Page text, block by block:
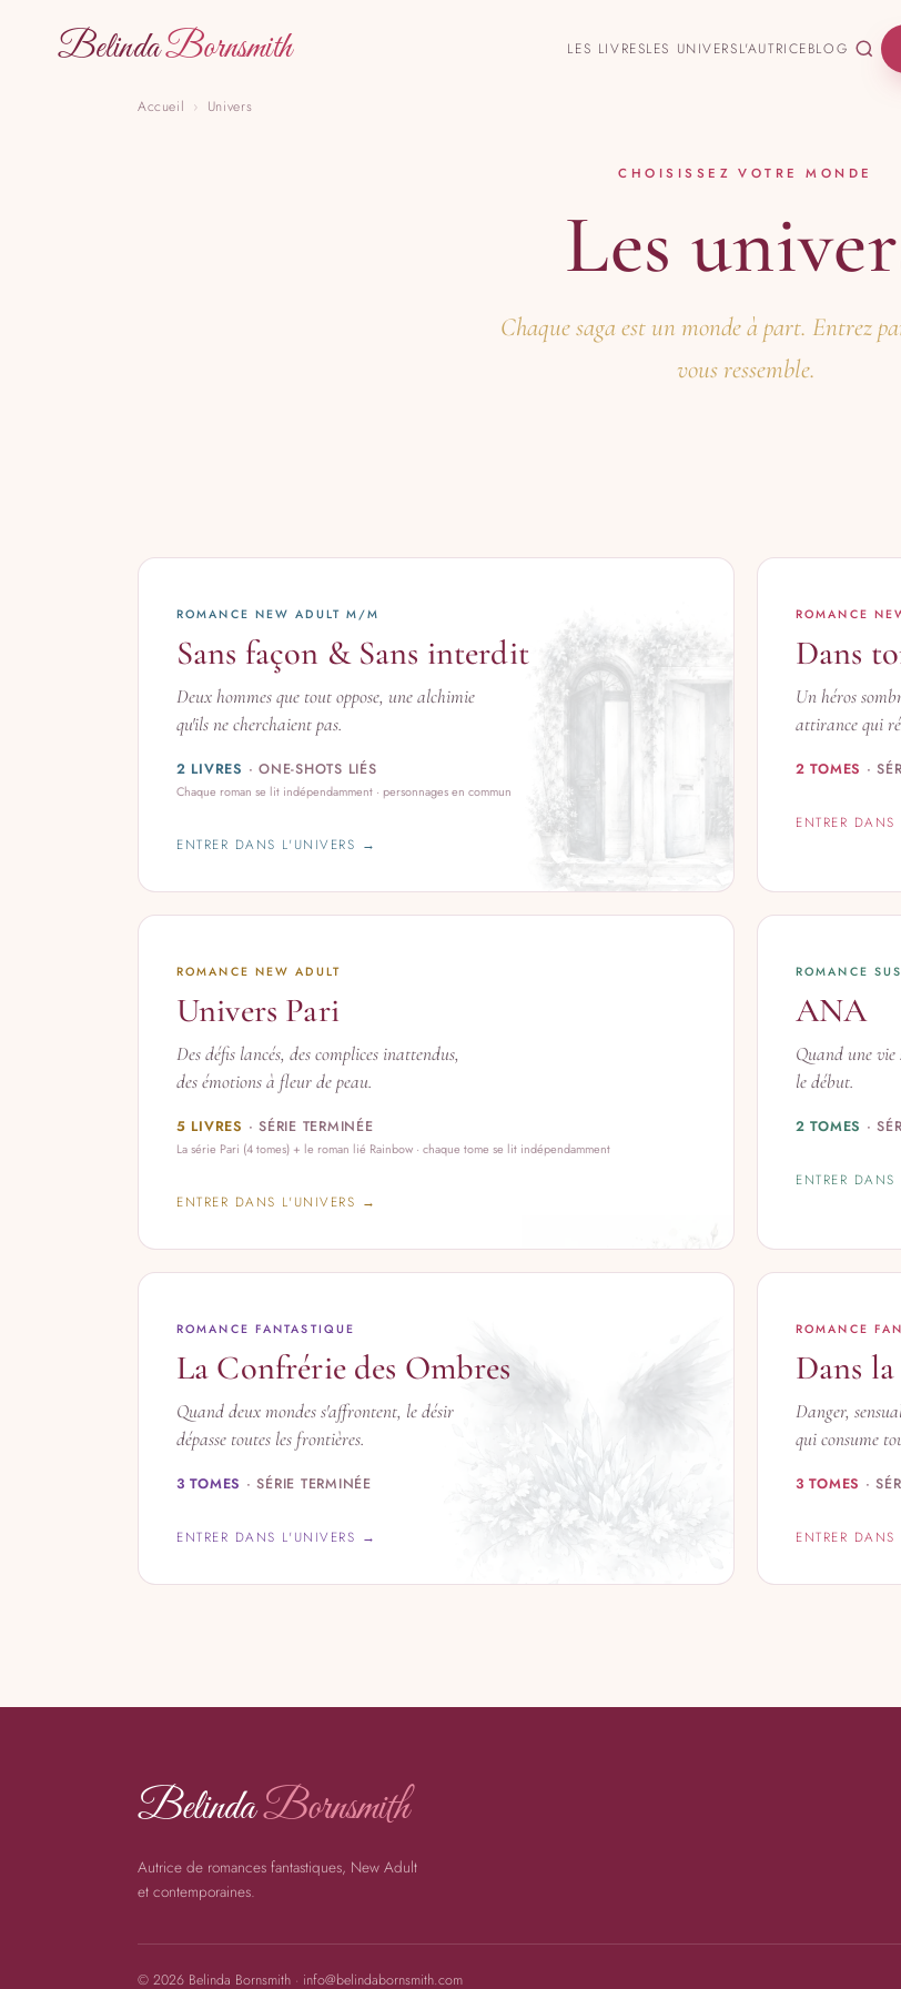
BelindaBornsmith LES LIVRESLES UNIVERSL'AUTRICEBLOG
Accueil › Univers
CHOISISSEZ VOTRE MONDE
Les
Chaque saga est un monde à part. Entrez
vous ressemble.
ROMANCE NEW ADULT M/M
Sans façon & Sans interdit
Deux hommes que tout oppose, une alchimie
qu'ils ne cherchaient pas.
2 LIVRES · ONE-SHOTS LIÉS
Chaque roman se lit indépendamment · personnages en commun
ENTRER DANS L'UNIVERS →
ROMANCE
Dans
Un héros
attirance qui
2 TOMES ·
ENTRER
ROMANCE NEW ADULT
Univers Pari
Des défis lancés, des complices inattendus,
des émotions à fleur de peau.
5 LIVRES · SÉRIE TERMINÉE
La série Pari (4 tomes) + le roman lié Rainbow · chaque tome se lit indépendamment
ENTRER DANS L'UNIVERS →
ROMANCE
ANA
Quand une vie
le début.
2 TOMES ·
ENTRER
ROMANCE FANTASTIQUE
La Confrérie des Ombres
Quand deux mondes s'affrontent, le désir
dépasse toutes les frontières.
3 TOMES · SÉRIE TERMINÉE
ENTRER DANS L'UNIVERS →
ROMANCE
Dans
Danger,
qui consume
3 TOMES ·
ENTRER
BelindaBornsmith
Autrice de romances fantastiques, New Adult
et contemporaines.
© 2026 Belinda Bornsmith · info@belindabornsmith.com